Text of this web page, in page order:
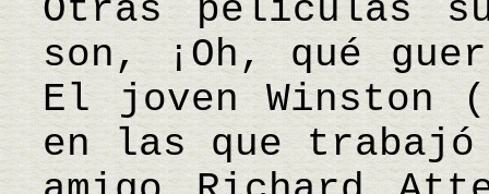
Otras películas
son, ¡Oh, qué
El joven Winston
en las que